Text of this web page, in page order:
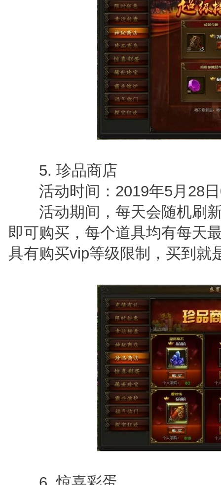
5. 珍品商店
活动时间：2019年5月28
活动期间，每天会随机刷新
即可购买，每个道具均有每天
具有购买vip等级限制，买到就